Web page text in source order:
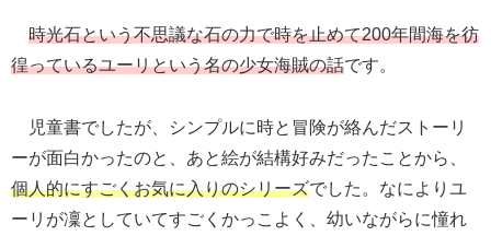
時光石という不思議な石の力で時を止めて200年間海を彷
徨っているユーリという名の少女海賊の話です。
児童書でしたが、シンプルに時と冒険が絡んだストーリ
ーが面白かったのと、あと絵が結構好みだったことから、
個人的にすごくお気に入りのシリーズでした。なによりユ
ーリが凜としていてすごくかっこよく、幼いながらに憧れ